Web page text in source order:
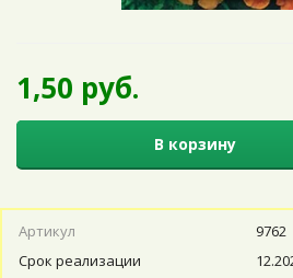
1,50 руб.
В корзину
Артикул
9762
Срок реализации